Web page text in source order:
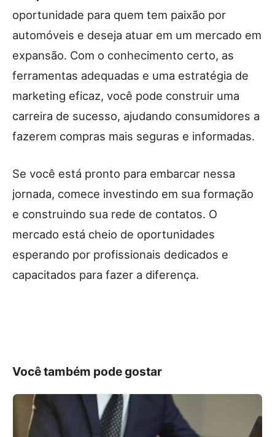
oportunidade para quem tem paixão por
automóveis e deseja atuar em um mercado em
expansão. Com o conhecimento certo, as
ferramentas adequadas e uma estratégia de
marketing eficaz, você pode construir uma
carreira de sucesso, ajudando consumidores a
fazerem compras mais seguras e informadas.
Se você está pronto para embarcar nessa
jornada, comece investindo em sua formação
e construindo sua rede de contatos. O
mercado está cheio de oportunidades
esperando por profissionais dedicados e
capacitados para fazer a diferença.
Você também pode gostar